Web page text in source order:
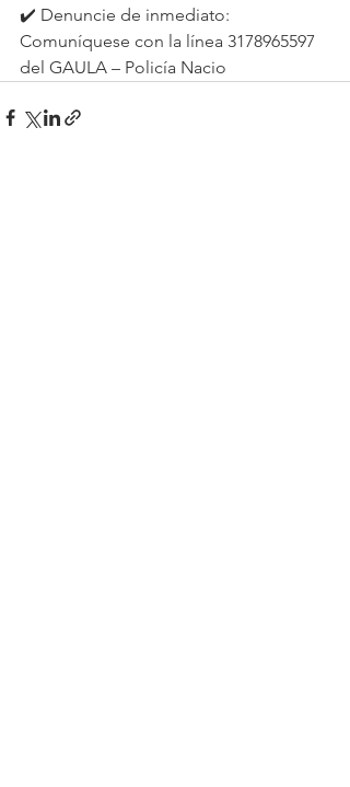
✔️ Denuncie de inmediato:
Comuníquese con la línea 3178965597
del GAULA – Policía Nacio